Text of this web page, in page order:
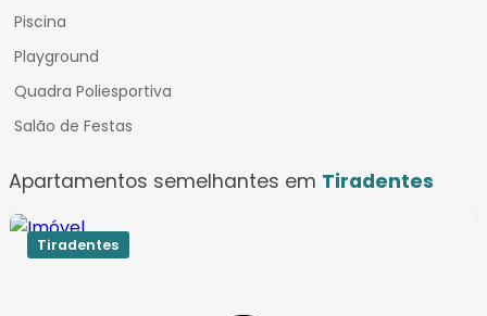
Piscina
Playground
Quadra Poliesportiva
Salão de Festas
Apartamentos semelhantes em Tiradentes
Tiradentes